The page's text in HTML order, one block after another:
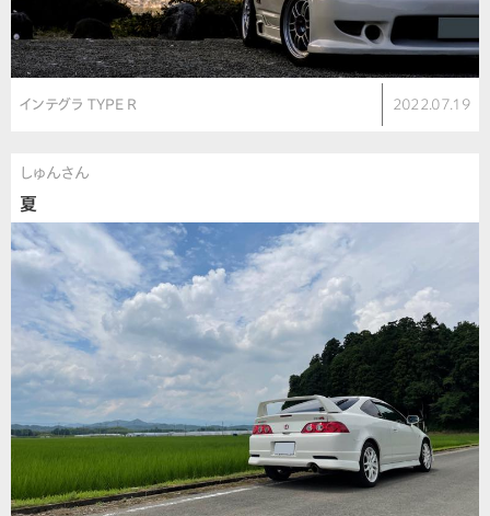
インテグラ TYPE R 2022.07.19
しゅんさん
夏